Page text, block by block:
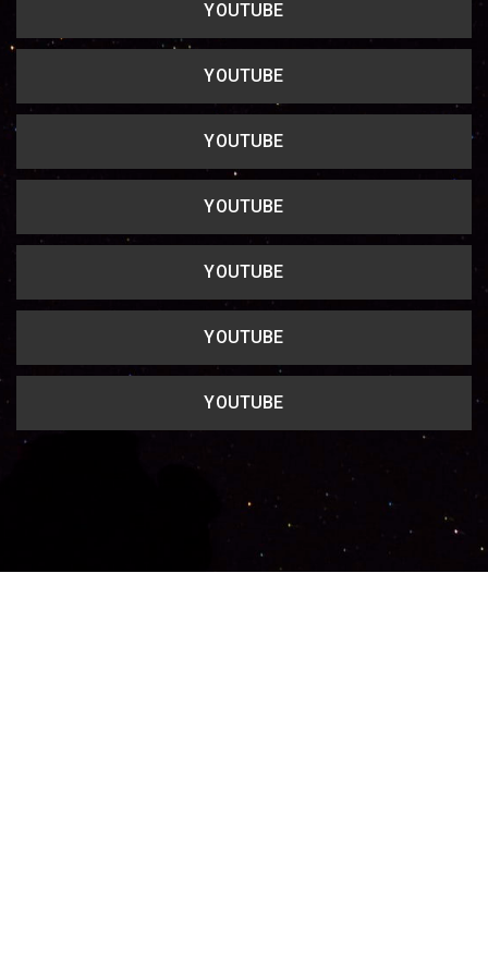
YOUTUBE
YOUTUBE
YOUTUBE
YOUTUBE
YOUTUBE
YOUTUBE
YOUTUBE